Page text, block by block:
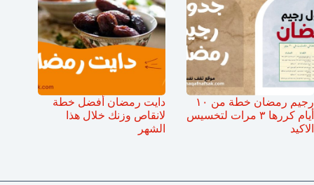
رجيم رمضان خطة من ١٠
أيام كررها ٣ مرات لتخسيس
الاكيد
دايت رمضان أفضل خطة
لانقاص وزنك خلال هذا
الشهر